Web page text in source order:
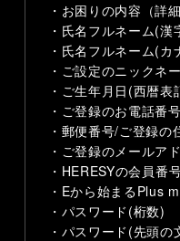
・お困りの内容（詳細
・氏名フルネーム(漢
・氏名フルネーム(カ
・ご設定のニックネ
・ご生年月日(西暦表
・ご登録のお電話番号
・郵便番号/ご登録の
・ご登録のメールア
・HERESYの会員番
・Eから始まるPlus
・パスワード(桁数)
・パスワード(先頭の